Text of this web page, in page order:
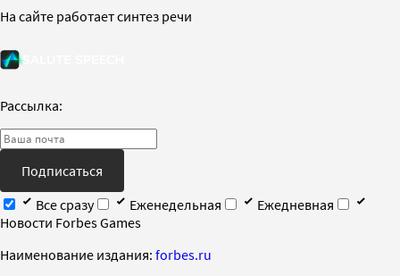
На сайте работает синтез речи
Рассылка:
Подписаться
Все сразу
Еженедельная
Ежедневная
Новости Forbes Games
Наименование издания: forbes.ru